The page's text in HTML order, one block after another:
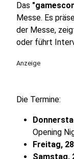
Das
Messe. Es
der Messe,
oder führt
Anzeige
Die Termine:
Opening
Freitag,
Samstag,